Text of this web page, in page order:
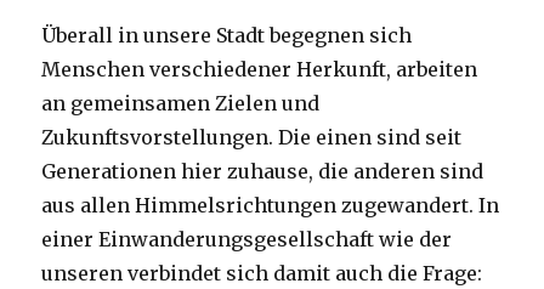
Überall in unsere Stadt begegnen sich
Menschen verschiedener Herkunft, arbeiten
an gemeinsamen Zielen und
Zukunftsvorstellungen. Die einen sind seit
Generationen hier zuhause, die anderen sind
aus allen Himmelsrichtungen zugewandert. In
einer Einwanderungsgesellschaft wie der
unseren verbindet sich damit auch die Frage: